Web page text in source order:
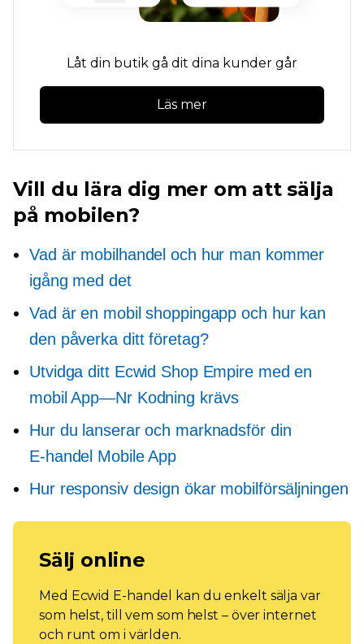
Låt din butik gå dit dina kunder går
Läs mer
Vill du lära dig mer om att sälja
på mobilen?
Vad är mobilhandel och hur man kommer
igång med det
Vad är en mobil shoppingapp och hur kan
den påverka ditt företag?
Utvidga ditt Ecwid Shop Empire med en
mobilApp—NrKodning krävs
Hur du lanserar och marknadsför din
E-handel Mobile App
Hur responsiv design ökar mobilförsäljningen
Sälj online
Med Ecwid E-handel kan du enkelt sälja var
som helst, till vem som helst – över internet
och runt om i världen.